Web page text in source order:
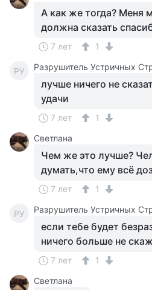
А как же тогда? Меня
должна сказать
7 лет 1
РУ
лучше ничего не
удачи
7 лет
1
Светлана
Чем же это лучше?
думать,что ему всё
7 лет 1
РУ
если тебе будет
ничего больше не
7 лет
1
Светлана